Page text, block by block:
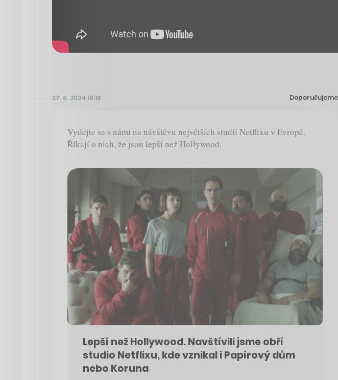
27. 6. 2024 19:19 Doporučujeme
Vydejte se s námi na návštěvu největších studií Netflixu v Evropě.
Říkají o nich, že jsou lepší než Hollywood.
Lepší než Hollywood. Navštívili jsme obří
studio Netflixu, kde vznikal i Papírový dům
nebo Koruna